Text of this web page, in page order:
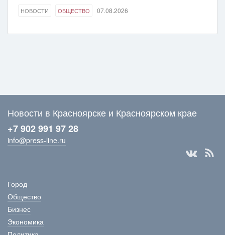
НОВОСТИ ОБЩЕСТВО 07.08.2026
Новости в Красноярске и Красноярском крае
+7 902 991 97 28
info@press-line.ru
Город
Общество
Бизнес
Экономика